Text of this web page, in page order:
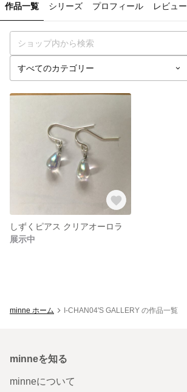
作品一覧 シリーズ プロフィール レビュー
しずくピアス クリアオーロラ
展示中
minne ホーム I-CHAN04'S GALLERY の作品一覧
minneを知る
minneについて